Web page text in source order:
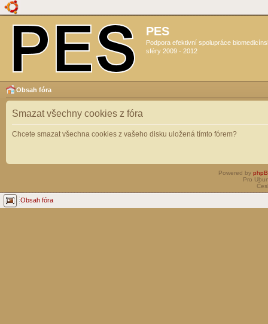
PES
Podpora efektivní spolupráce
sféry 2009 - 2012
Obsah fóra
Smazat všechny cookies z fóra
Chcete smazat všechna cookies z vašeho disku uložená tímto fórem?
Powered by
Pro
Obsah fóra